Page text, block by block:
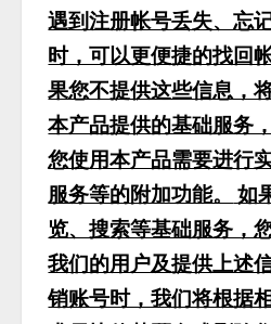
遇到注册帐号丢失、忘
时，可以更便捷的找回
果您不提供这些信息，
本产品提供的基础服务
您使用本产品需要进行
服务等的附加功能。
如
览、搜索等基础服务，
我们的用户及提供上述信
销账号时，我们将根据